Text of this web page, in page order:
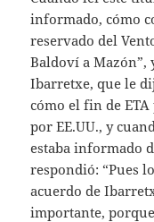
informado, cómo
reservado del
Baldoví a Mazón”,
Ibarretxe, que le
cómo el fin de
por EE.UU., y
estaba informado
respondió: “Pues
acuerdo de
importante,